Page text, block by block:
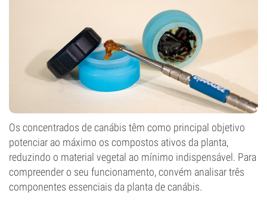
Os concentrados de canábis têm como principal objetivo
potenciar ao máximo os compostos ativos da planta,
reduzindo o material vegetal ao mínimo indispensável. Para
compreender o seu funcionamento, convém analisar três
componentes essenciais da planta de canábis.